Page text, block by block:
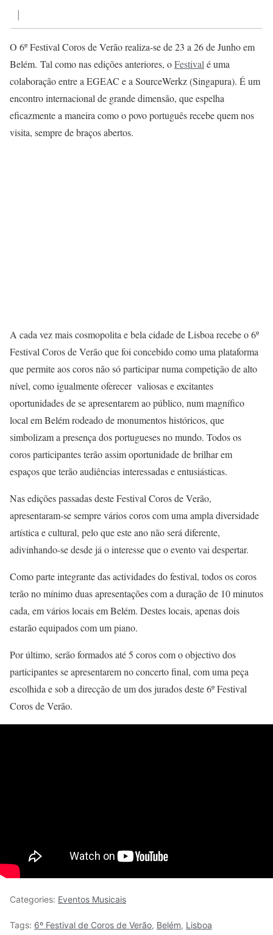
O 6º Festival Coros de Verão realiza-se de 23 a 26 de Junho em
Belém. Tal como nas edições anteriores, oFestival é uma
colaboração entre a EGEAC e a SourceWerkz (Singapura). É um
encontro internacional de grande dimensão, que espelha
eficazmente a maneira como o povo português recebe quem nos
visita, sempre de braços abertos.
A cada vez mais cosmopolita e bela cidade de Lisboa recebe o 6º
Festival Coros de Verão que foi concebido como uma plataforma
que permite aos coros não só participar numa competição de alto
nível, como igualmente oferecer valiosas e excitantes
oportunidades de se apresentarem ao público, num magnífico
local em Belém rodeado de monumentos históricos, que
simbolizam a presença dos portugueses no mundo. Todos os
coros participantes terão assim oportunidade de brilhar em
espaços que terão audiências interessadas e entusiásticas.
Nas edições passadas deste Festival Coros de Verão,
apresentaram-se sempre vários coros com uma ampla diversidade
artística e cultural, pelo que este ano não será diferente,
adivinhando-se desde já o interesse que o evento vai despertar.
Como parte integrante das actividades do festival, todos os coros
terão no mínimo duas apresentações com a duração de 10 minutos
cada, em vários locais em Belém. Destes locais, apenas dois
estarão equipados com um piano.
Por último, serão formados até 5 coros com o objectivo dos
participantes se apresentarem no concerto final, com uma peça
escolhida e sob a direcção de um dos jurados deste 6º Festival
Coros de Verão.
Categories: Eventos Musicais
Tags: 6º Festival de Coros de Verão, Belém, Lisboa